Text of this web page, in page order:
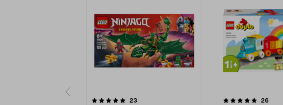
23
5.0 av 5 stjerner 26
4.5 av 5